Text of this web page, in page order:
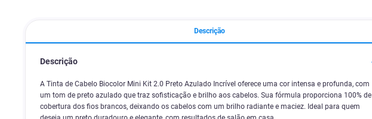
Descrição
Descrição
A Tinta de Cabelo Biocolor Mini Kit 2.0 Preto Azulado Incrível oferece uma cor intensa e profunda, com
um tom de preto azulado que traz sofisticação e brilho aos cabelos. Sua fórmula proporciona 100% de
cobertura dos fios brancos, deixando os cabelos com um brilho radiante e maciez. Ideal para quem